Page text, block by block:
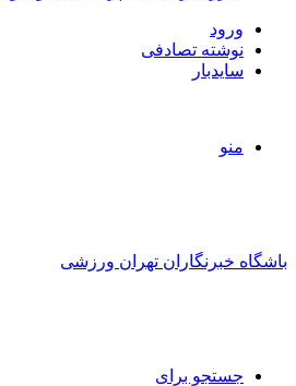
ورود
نوشته تصادفی
سایدبار
منو
باشگاه خبرنگاران تهران ورزشی
جستجو برای